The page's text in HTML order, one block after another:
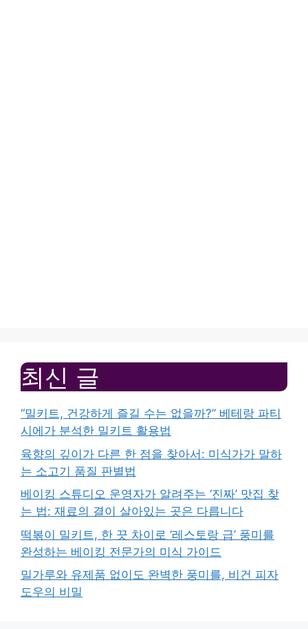
최신 글
“밀키트, 건강하게 즐길 수는 없을까?” 베테랑 파티
시에가 분석한 밀키트 활용법
육향의 깊이가 다른 한 점을 찾아서: 미식가가 말하
는 소고기 품질 판별법
베이킹 스튜디오 운영자가 알려주는 ‘진짜’ 맛집 찾
는 법: 재료의 결이 살아있는 곳은 다릅니다
떡볶이 밀키트, 한 끗 차이로 ‘레스토랑 급’ 풍미를
완성하는 베이킹 전문가의 미식 가이드
밀가루와 유제품 없이도 완벽한 풍미를, 비건 피자
도우의 비밀